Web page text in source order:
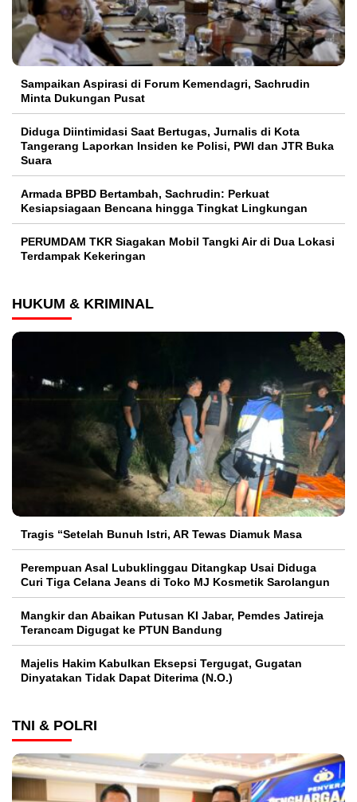
Sampaikan Aspirasi di Forum Kemendagri, Sachrudin
Minta Dukungan Pusat
Diduga Diintimidasi Saat Bertugas, Jurnalis di Kota
Tangerang Laporkan Insiden ke Polisi, PWI dan JTR Buka
Suara
Armada BPBD Bertambah, Sachrudin: Perkuat
Kesiapsiagaan Bencana hingga Tingkat Lingkungan
PERUMDAM TKR Siagakan Mobil Tangki Air di Dua Lokasi
Terdampak Kekeringan
HUKUM & KRIMINAL
Tragis “Setelah Bunuh Istri, AR Tewas Diamuk Masa
Perempuan Asal Lubuklinggau Ditangkap Usai Diduga
Curi Tiga Celana Jeans di Toko MJ Kosmetik Sarolangun
Mangkir dan Abaikan Putusan KI Jabar, Pemdes Jatireja
Terancam Digugat ke PTUN Bandung
Majelis Hakim Kabulkan Eksepsi Tergugat, Gugatan
Dinyatakan Tidak Dapat Diterima (N.O.)
TNI & POLRI